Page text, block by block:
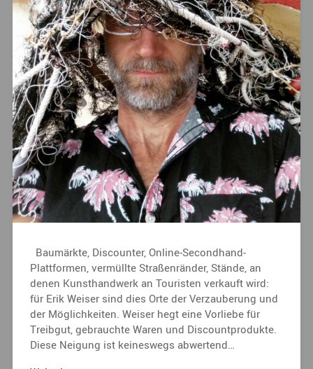
Baumärkte, Discounter, Online-Secondhand-
Plattformen, vermüllte Straßenränder, Stände, an
denen Kunsthandwerk an Touristen verkauft wird:
für Erik Weiser sind dies Orte der Verzauberung und
der Möglichkeiten. Weiser hegt eine Vorliebe für
Treibgut, gebrauchte Waren und Discountprodukte.
Diese Neigung ist keineswegs abwertend…